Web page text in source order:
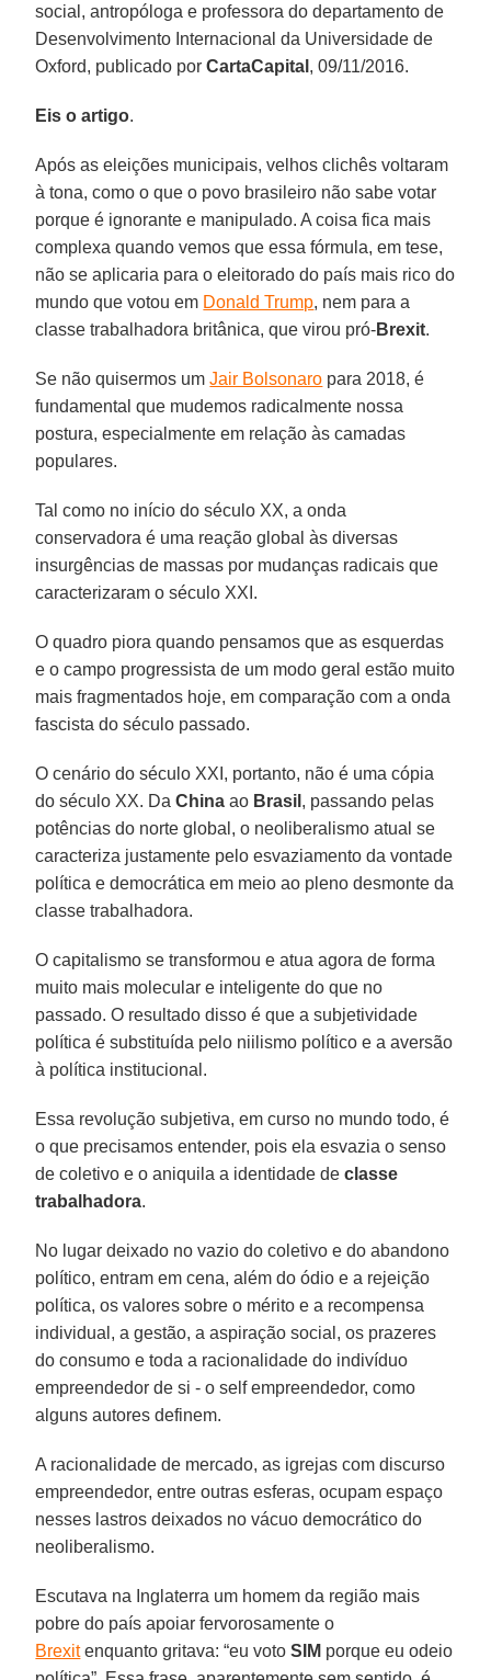
social, antropóloga e professora do departamento de
Desenvolvimento Internacional da Universidade de
Oxford, publicado porCartaCapital , 09/11/2016.
Eis o artigo.
Após as eleições municipais, velhos clichês voltaram
à tona, como o que o povo brasileiro não sabe votar
porque é ignorante e manipulado. A coisa fica mais
complexa quando vemos que essa fórmula, em tese,
não se aplicaria para o eleitorado do país mais rico do
mundo que votou em Donald Trump, nem para a
classe trabalhadora britânica, que virou pró-Brexit.
Se não quisermos umJair Bolsonaro para 2018, é
fundamental que mudemos radicalmente nossa
postura, especialmente em relação às camadas
populares.
Tal como no início do século XX, a onda
conservadora é uma reação global às diversas
insurgências de massas por mudanças radicais que
caracterizaram o século XXI.
O quadro piora quando pensamos que as esquerdas
e o campo progressista de um modo geral estão muito
mais fragmentados hoje, em comparação com a onda
fascista do século passado.
O cenário do século XXI, portanto, não é uma cópia
do século XX. DaChina ao Brasil , passando pelas
potências do norte global, o neoliberalismo atual se
caracteriza justamente pelo esvaziamento da vontade
política e democrática em meio ao pleno desmonte da
classe trabalhadora.
O capitalismo se transformou e atua agora de forma
muito mais molecular e inteligente do que no
passado. O resultado disso é que a subjetividade
política é substituída pelo niilismo político e a aversão
à política institucional.
Essa revolução subjetiva, em curso no mundo todo, é
o que precisamos entender, pois ela esvazia o senso
de coletivo e o aniquila a identidade declasse
trabalhadora.
No lugar deixado no vazio do coletivo e do abandono
político, entram em cena, além do ódio e a rejeição
política, os valores sobre o mérito e a recompensa
individual, a gestão, a aspiração social, os prazeres
do consumo e toda a racionalidade do indivíduo
empreendedor de si - o self empreendedor, como
alguns autores definem.
A racionalidade de mercado, as igrejas com discurso
empreendedor, entre outras esferas, ocupam espaço
nesses lastros deixados no vácuo democrático do
neoliberalismo.
Escutava na Inglaterra um homem da região mais
pobre do país apoiar fervorosamente o
Brexitenquanto gritava: “eu votoSIM porque eu odeio